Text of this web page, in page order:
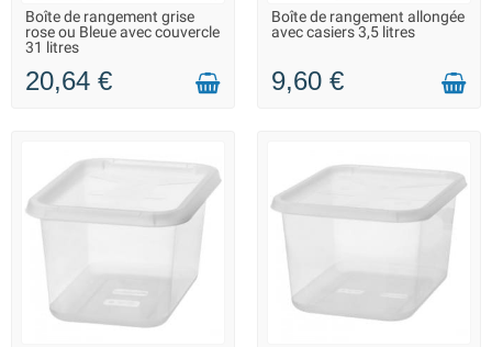
LIVRAISON 2 À 3 JOURS
Boîte de rangement grise
rose ou Bleue avec couvercle
31 litres
20,64 €
LIVRAISON 2 À 3 JOURS
Boîte de rangement allongée
avec casiers 3,5 litres
9,60 €